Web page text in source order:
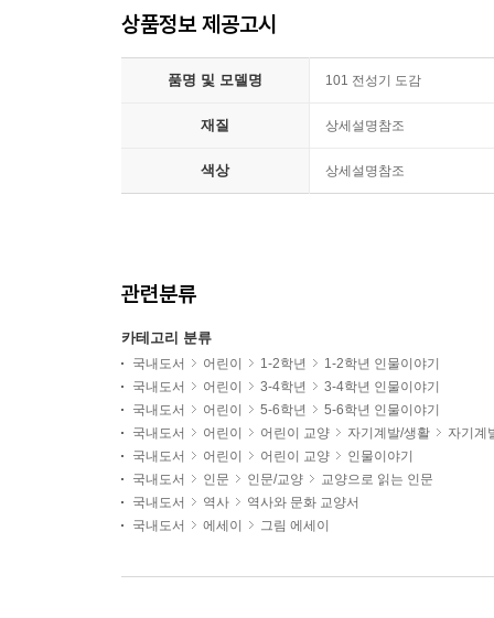
상품정보 제공고시
품명 및 모델명 101 전성기 도감
재질 상세설명참조
색상 상세설명참조
관련분류
카테고리 분류
국내도서 어린이 1-2학년
1-2학년 인물이야기
국내도서
어린이 3-4학년
3-4학년 인물이야기
국내도서
어린이 5-6학년
5-6학년 인물이야기
국내도서
어린이 어린이 교양 자기계발/생활
자기계
국내도서
어린이 어린이 교양
인물이야기
국내도서
인문 인문/교양
교양으로 읽는 인문
국내도서
역사
역사와 문화 교양서
국내도서
에세이 그림 에세이